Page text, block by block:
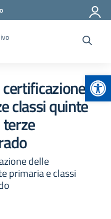
classi quinte
delle
primaria e classi